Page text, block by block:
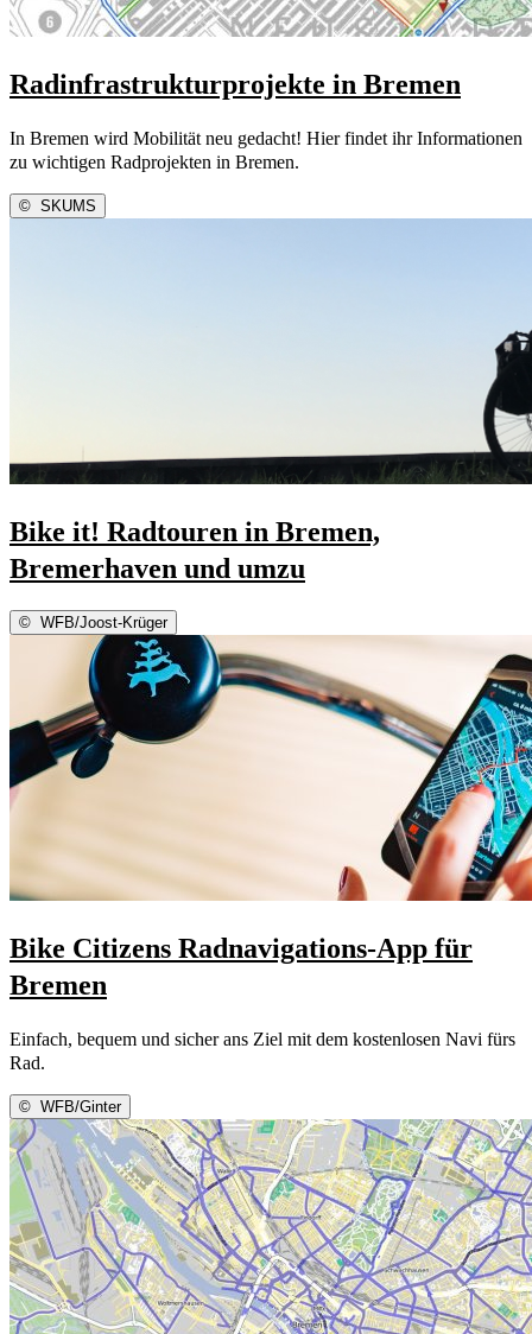
Radinfrastrukturprojekte in Bremen
In Bremen wird Mobilität neu gedacht! Hier findet ihr Informationen
zu wichtigen Radprojekten in Bremen.
© SKUMS
Bike it! Radtouren in Bremen,
Bremerhaven und umzu
© WFB/Joost-Krüger
Bike Citizens Radnavigations-App für
Bremen
Einfach, bequem und sicher ans Ziel mit dem kostenlosen Navi fürs
Rad.
© WFB/Ginter